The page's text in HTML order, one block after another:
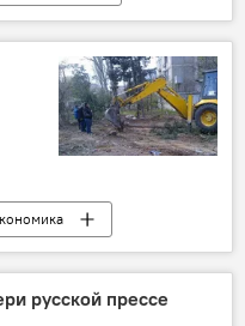
АР
русской прессе